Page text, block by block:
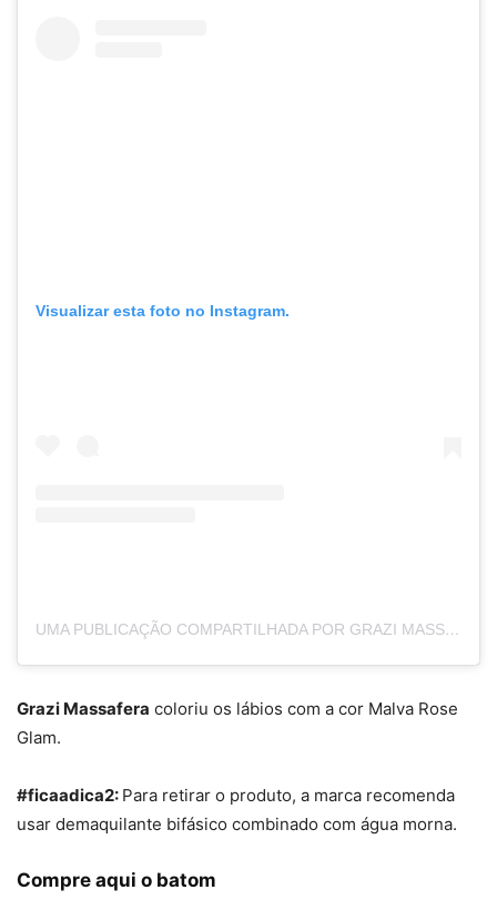
Visualizar esta foto no Instagram.
UMA PUBLICAÇÃO COMPARTILHADA POR GRAZI MASSAFERA (@MASSAFERA)
Grazi Massafera coloriu os lábios com a cor Malva Rose
Glam.
#ficaadica2: Para retirar o produto, a marca recomenda
usar demaquilante bifásico combinado com água morna.
Compre aqui o batom